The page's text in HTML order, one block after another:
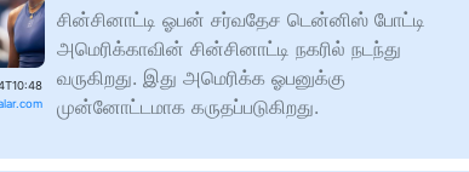
சின்சினாட்டி ஓபன் சர்வதேச டென்னிஸ் போட்டி
அமெரிக்காவின் சின்சினாட்டி நகரில் நடந்து
வருகிறது. இது அமெரிக்க ஓபனுக்கு
முன்னோட்டமாக கருதப்படுகிறது.